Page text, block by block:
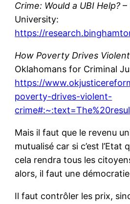
Crime: Would a UBI Help? –
University:
https://
How Poverty Drives
Oklahomans for Criminal
https://
poverty-drives-violent-
Mais il faut que le revenu
mutualisé car si c’est l’Etat
cela rendra tous les
alors, il faut une
Il faut contrôler les prix,